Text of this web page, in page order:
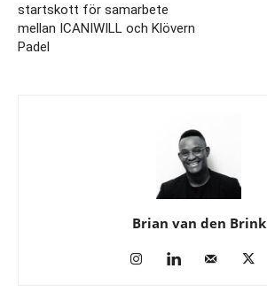
startskott för samarbete
mellan ICANIWILL och Klövern
Padel
Brian van den Brink